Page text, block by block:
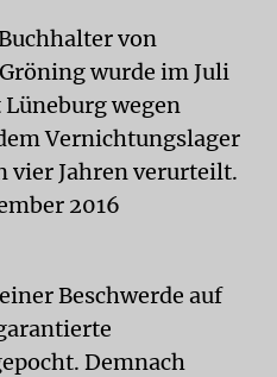
von
wurde im Juli
wegen
Vernichtungslager
vier Jahren verurteilt.
2016
Beschwerde auf
Demnach